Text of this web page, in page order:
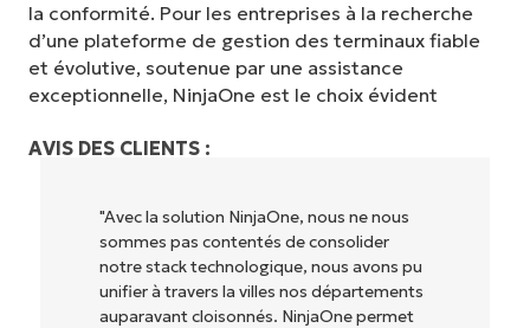
la conformité. Pour les entreprises à la recherche
d’une plateforme de gestion des terminaux fiable
et évolutive, soutenue par une assistance
exceptionnelle, NinjaOne est le choix évident
AVIS DES CLIENTS :
la solution NinjaOne, nous ne nous
pas contentés de consolider
stack technologique, nous avons pu
à travers la villes nos départements
cloisonnés. NinjaOne permet